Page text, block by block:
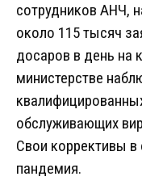
сотрудников АНЧ,
около 115 тысяч
досаров в день на
министерстве
обслуживающих
Свои коррективы в
пандемия.